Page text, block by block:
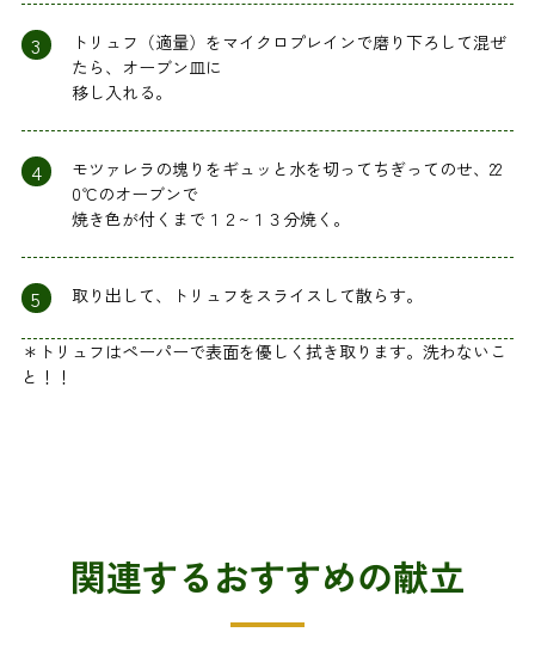
3
トリュフ（適量）をマイクロプレインで磨り下ろして混ぜ
たら、オーブン皿に
移し入れる。
4
モツァレラの塊りをギュッと水を切ってちぎってのせ、22
0℃のオーブンで
焼き色が付くまで１２~１３分焼く。
5 取り出して、トリュフをスライスして散らす。
＊トリュフはペーパーで表面を優しく拭き取ります。洗わないこ
と！！
関連するおすすめの献立